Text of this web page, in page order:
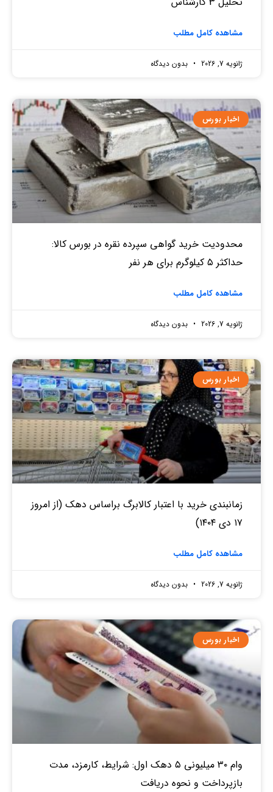
مشاهده کامل مطلب
ژانویه 7, 2026 بدون دیدگاه
اخبار بورس
محدودیت خرید گواهی سپرده نقره در بورس کالا:
حداکثر ۵ کیلوگرم برای هر نفر
مشاهده کامل مطلب
ژانویه 7, 2026 بدون دیدگاه
اخبار بورس
زمانبندی خرید با اعتبار کالابرگ براساس دهک (از امروز
۱۷ دی ۱۴۰۴)
مشاهده کامل مطلب
ژانویه 7, 2026 بدون دیدگاه
اخبار بورس
وام ۳۰ میلیونی ۵ دهک اول: شرایط، کارمزد، مدت
بازپرداخت و نحوه دریافت